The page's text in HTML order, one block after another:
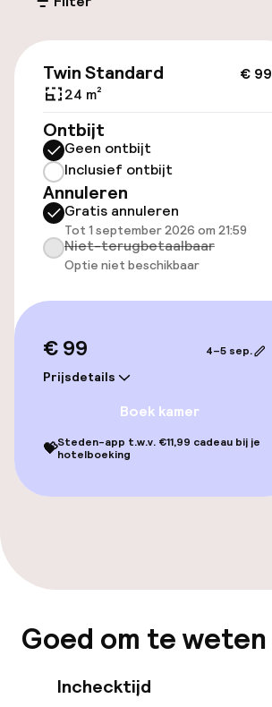
(buiten)
Mogelijk extra kosten
Toegankelijkheid
Overal rolstoeltoegankelijk
Lift
Zwemmen & wellness
Zoutwater buitenzwembad
Ligstoelen
Parasols
Fitnessruimte / gym
Betaalde wifi
Tuin
Terras
€ 99
Twin Standard
24 m²
Ontbijt
Geen ontbijt
Inclusief ontbijt
Annuleren
Gratis annuleren
Tot 1 september 2026 om 21:59
Niet-terugbetaalbaar
Optie niet beschikbaar
€ 99
Prijsdetails
4–5 sep.
Boek kamer
💝Steden-app t.w.v. €11,99 cadeau bij je
hotelboeking
Goed om te weten
Inchecktijd